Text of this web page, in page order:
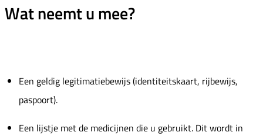
Wat neemt u mee?
Een geldig legitimatiebewijs (identiteitskaart, rijbewijs,
paspoort).
Een lijstje met de medicijnen die u gebruikt. Dit wordt in